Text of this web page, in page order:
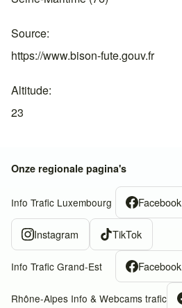
Source
https://www.bison-fute.gouv.fr
Altitude
23
Onze regionale pagina's
Info Trafic Luxembourg Facebook
Instagram TikTok
Info Trafic Grand-Est Facebook
Rhône-Alpes Info & Webcams trafic